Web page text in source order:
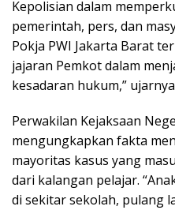
Kepolisian dalam
pemerintah, pers, dan
Pokja PWI Jakarta Barat
jajaran Pemkot dalam
kesadaran hukum,”
Perwakilan Kejaksaan
mengungkapkan fakta
mayoritas kasus yang
dari kalangan pelajar.
di sekitar sekolah, pulang